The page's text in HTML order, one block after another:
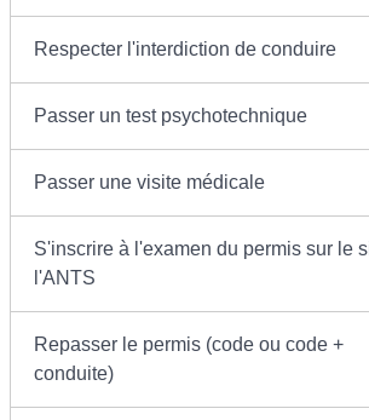
Respecter l'interdiction de conduire
Passer un test psychotechnique
Passer une visite médicale
S'inscrire à l'examen du permis sur le
l'ANTS
Repasser le permis (code ou code +
conduite)